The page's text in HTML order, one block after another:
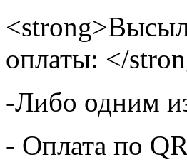
оплаты: </
-Либо одним
- Оплата по